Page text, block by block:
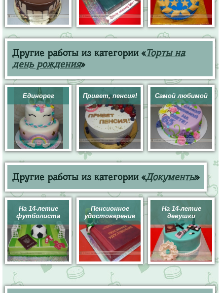
Другие работы из категории «Торты на
день рождения»
Единорог Привет, пенсия! Самой любимой
Другие работы из категории «Документы»
На 14-летие
футболиста
Пенсионное
удостоверение
На 14-летие
девушки